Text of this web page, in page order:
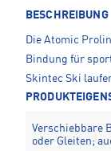
BESCHREIBUNG
Die Atomic
Bindung für
Skintec Ski
Verschiebbare
oder Gleiten;